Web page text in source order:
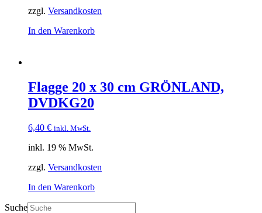
zzgl. Versandkosten
In den Warenkorb
Flagge 20 x 30 cm GRÖNLAND,
DVDKG20
6,40 € inkl. MwSt.
inkl. 19 % MwSt.
zzgl. Versandkosten
In den Warenkorb
Suche